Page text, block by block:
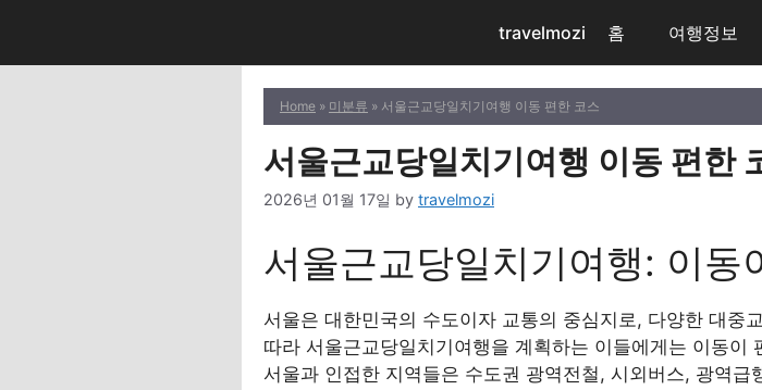
content
travelmozi 홈 여행정보
Home » 미분류 » 서울근교당일치기여행 이동 편한 코스
서울근교당일치기여행 이동 편한
2026년 01월 17일 by travelmozi
서울근교당일치기여행: 이동
서울은 대한민국의 수도이자 교통의 중심지로, 다양한 대중
따라 서울근교당일치기여행을 계획하는 이들에게는 이동
서울과 인접한 지역들은 수도권 광역전철, 시외버스, 광역